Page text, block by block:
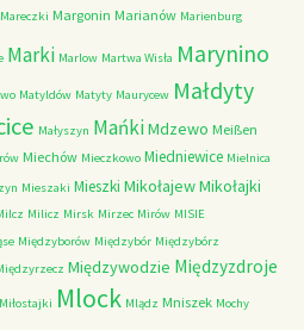
Mareczki Margonin Marianów Marienburg
Marki Marlow Martwa Wisła Marynino
Matyldów Matyty Maurycew Małdyty
Małyszyn MańkiMdzewo Meißen
Miechów Mieczkowo Miedniewice Mielnica
Mieszaki Mieszki MikołajewMikołajki
Milicz Mirsk Mirzec Mirów MISIE
Międzyborów Międzybór Międzybórz
Międzywodzie Międzyzdroje
Miłostajki Mlock Mlądz Mniszek Mochy